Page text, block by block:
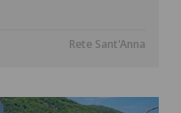
Rete Sant'Anna